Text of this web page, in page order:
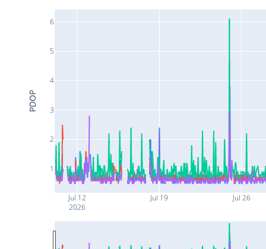
Jul 12
2026
Jul 19 Jul 26
1
2
3
4
5
6
PDOP